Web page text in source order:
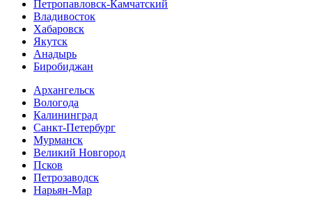
Петропавловск-Камчатский
Владивосток
Хабаровск
Якутск
Анадырь
Биробиджан
Архангельск
Вологода
Калининград
Санкт-Петербург
Мурманск
Великий Новгород
Псков
Петрозаводск
Нарьян-Мар